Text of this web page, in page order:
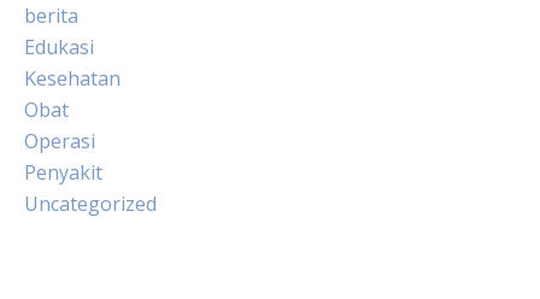
berita
Edukasi
Kesehatan
Obat
Operasi
Penyakit
Uncategorized